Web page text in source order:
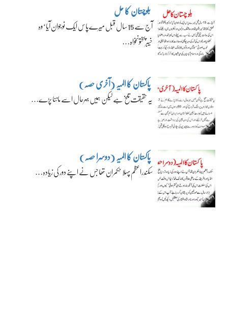
بلوچستان کا حل
آج سے 15 سال قبل میرے پاس ایک نوجوان آیا‘ وہ
خیبرپختونخواہ…
پاکستان کا المیہ (آخری حصہ)
یہ حقیقت تلخ ہے لیکن ہمیں بہرحال اسے ماننا پڑے…
پاکستان کا المیہ (دوسرا حصہ)
سکندراعظم پہلا حکمران تھا جس نے اپنے دور کی زیادہ…